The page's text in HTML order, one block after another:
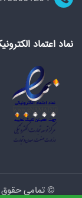
نماد اعتماد
© تمامی